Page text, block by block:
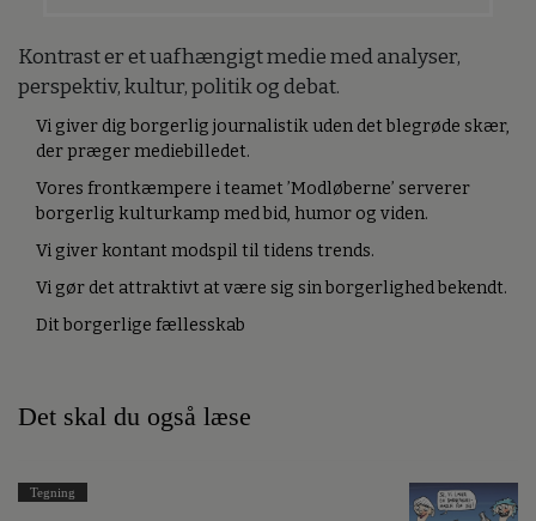
Kontrast er et uafhængigt medie med analyser,
perspektiv, kultur, politik og debat.
Vi giver dig borgerlig journalistik uden det blegrøde skær,
der præger mediebilledet.
Vores frontkæmpere i teamet ’Modløberne’ serverer
borgerlig kulturkamp med bid, humor og viden.
Vi giver kontant modspil til tidens trends.
Vi gør det attraktivt at være sig sin borgerlighed bekendt.
Dit borgerlige fællesskab
Det skal du også læse
Tegning